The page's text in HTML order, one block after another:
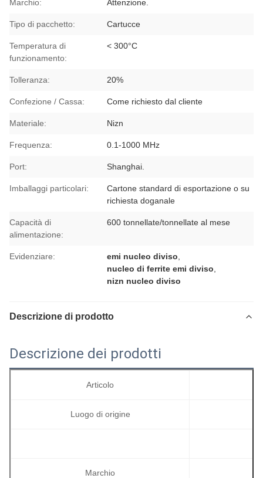
Marchio: Attenzione.
Tipo di pacchetto: Cartucce
Temperatura di
funzionamento:
< 300°C
Tolleranza: 20%
Confezione / Cassa: Come richiesto dal cliente
Materiale: Nizn
Frequenza: 0.1-1000 MHz
Port: Shanghai.
Imballaggi particolari:
Cartone standard di esportazione o su
richiesta doganale
Capacità di
alimentazione:
600 tonnellate/tonnellate al mese
Evidenziare: emi nucleo diviso
nucleo di ferrite emi diviso
nizn nucleo diviso
Descrizione di prodotto
Descrizione dei prodotti
Articolo
Luogo di origine
Marchio